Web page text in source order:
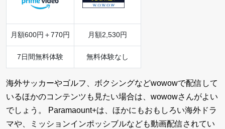
月額600円＋770円 月額2,530円
7日間無料体験 無料体験なし
海外サッカーやゴルフ、ボクシングなどwowowで配信して
いるほかのコンテンツも見たい場合は、wowowさんがよい
でしょう。 Paramaount+は、ほかにもおもしろい海外ドラ
マや、ミッションインポッシブルなども動画配信されてい